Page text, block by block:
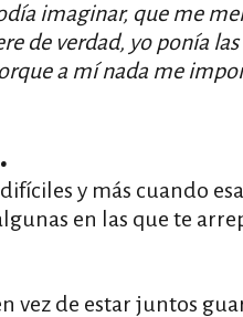
imaginar, que me
de verdad, yo ponía
a mí nada me
y más cuando
en las que te
vez de estar juntos